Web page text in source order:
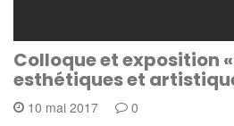
Colloque et exposition
esthétiques et
10 mai 2017 0